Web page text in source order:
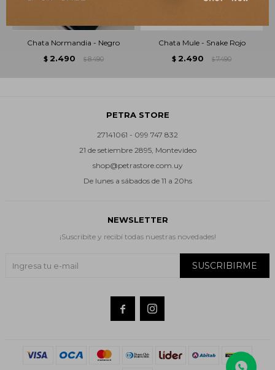
Chata Normandia - Negro
$ 2.490 $ 8.490
Chata Mule - Snake Rojo
$ 2.490 $ 7.490
PETRA STORE
27141061 - 099 747 832
21 de setiembre 2895, Montevideo
shop@petrastore.com.uy
De lunes a sábados de 11 a 20hs
NEWSLETTER
¡Suscribite y recibí todas nuestras novedades!
SUSCRIBIRME
 